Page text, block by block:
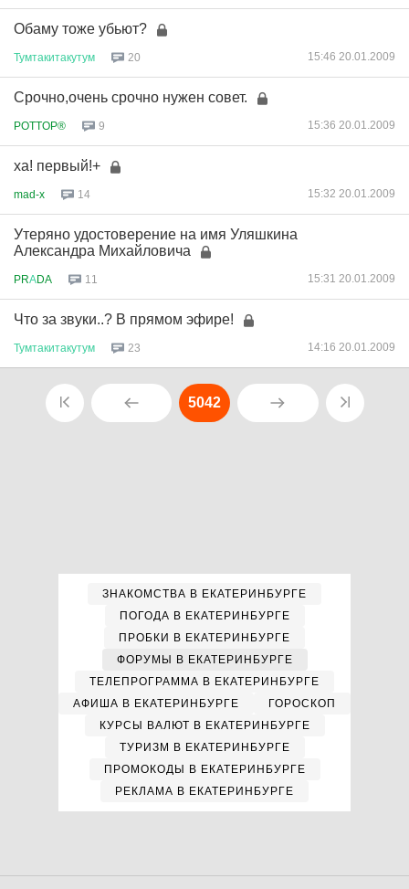
Обаму тоже убьют?
Тумтакитакутум 20 15:46 20.01.2009
Срочно,очень срочно нужен совет.
POTTOP® 9 15:36 20.01.2009
ха! первый!+
mad-x 14 15:32 20.01.2009
Утеряно удостоверение на имя Уляшкина
Александра Михайловича
PRАDA 11 15:31 20.01.2009
Что за звуки..? В прямом эфире!
Тумтакитакутум 23 14:16 20.01.2009
5042
ЗНАКОМСТВА В ЕКАТЕРИНБУРГЕ
ПОГОДА В ЕКАТЕРИНБУРГЕ
ПРОБКИ В ЕКАТЕРИНБУРГЕ
ФОРУМЫ В ЕКАТЕРИНБУРГЕ
ТЕЛЕПРОГРАММА В ЕКАТЕРИНБУРГЕ
АФИША В ЕКАТЕРИНБУРГЕ
ГОРОСКОП
КУРСЫ ВАЛЮТ В ЕКАТЕРИНБУРГЕ
ТУРИЗМ В ЕКАТЕРИНБУРГЕ
ПРОМОКОДЫ В ЕКАТЕРИНБУРГЕ
РЕКЛАМА В ЕКАТЕРИНБУРГЕ